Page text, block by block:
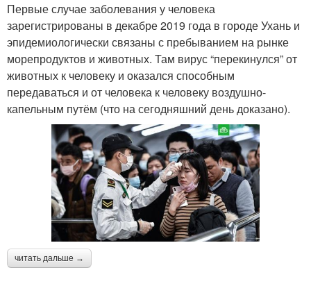
Первые случае заболевания у человека
зарегистрированы в декабре 2019 года в городе Ухань и
эпидемиологически связаны с пребыванием на рынке
морепродуктов и животных. Там вирус “перекинулся” от
животных к человеку и оказался способным
передаваться и от человека к человеку воздушно-
капельным путём (что на сегодняшний день доказано).
читать дальше →